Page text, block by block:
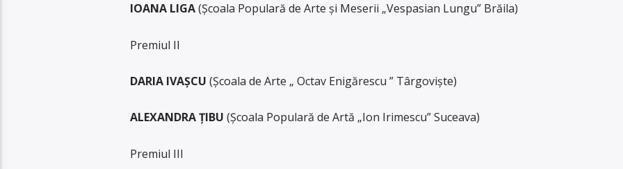
IOANA LIGA(Şcoala Populară de Arte şi Meserii „Vespasian Lungu” Brăila)
Premiul II
DARIA IVAȘCU (Şcoala de Arte „ Octav Enigărescu ” Târgovişte)
ALEXANDRA ȚIBU (Școala Populară de Artă „Ion Irimescu” Suceava)
Premiul III